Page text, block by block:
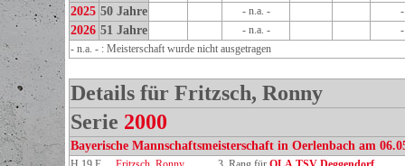
2025 50 Jahre - n.a. - -
2026 51 Jahre - n.a. -
-
- n.a. - : Meisterschaft wurde nicht ausgetragen
Details für Fritzsch, Ronny
Serie 2000
Bayerische Mannschaftsmeisterschaft in Oerlenbach am